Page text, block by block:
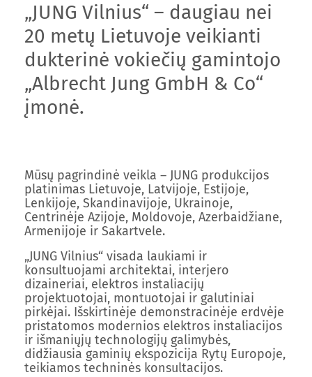
„JUNG Vilnius“ – daugiau nei
20 metų Lietuvoje veikianti
dukterinė vokiečių gamintojo
„Albrecht Jung GmbH & Co“
įmonė.
Mūsų pagrindinė veikla – JUNG produkcijos
platinimas Lietuvoje, Latvijoje, Estijoje,
Lenkijoje, Skandinavijoje, Ukrainoje,
Centrinėje Azijoje, Moldovoje, Azerbaidžiane,
Armenijoje ir Sakartvele.
„JUNG Vilnius“ visada laukiami ir
konsultuojami architektai, interjero
dizaineriai, elektros instaliacijų
projektuotojai, montuotojai ir galutiniai
pirkėjai. Išskirtinėje demonstracinėje erdvėje
pristatomos modernios elektros instaliacijos
ir išmaniųjų technologijų galimybės,
didžiausia gaminių ekspozicija Rytų Europoje,
teikiamos techninės konsultacijos.